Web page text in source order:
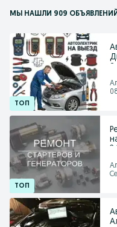
МЫ НАШЛИ 909 ОБЪЯВЛЕНИЙ